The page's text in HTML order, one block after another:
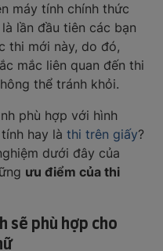
máy tính chính thức
lần đầu tiên các bạn
thi mới này, do đó,
mắc liên quan đến thi
thể tránh khỏi.
phù hợp với hình
hay là thi trên giấy?
dưới đây của
ưu điểm của thi
sẽ phù hợp cho